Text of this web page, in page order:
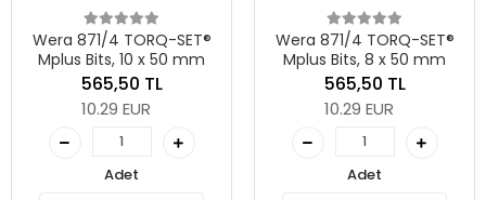
Wera 871/4 TORQ-SET®
Mplus Bits, 10 x 50 mm
565,50 TL
10.29 EUR
Adet
Wera 871/4 TORQ-SET®
Mplus Bits, 8 x 50 mm
565,50 TL
10.29 EUR
Adet